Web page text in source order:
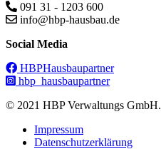
091 31 - 1203 600
info@hbp-hausbau.de
Social Media
HBPHausbaupartner
hbp_hausbaupartner
© 2021 HBP Verwaltungs GmbH.
Impressum
Datenschutzerklärung